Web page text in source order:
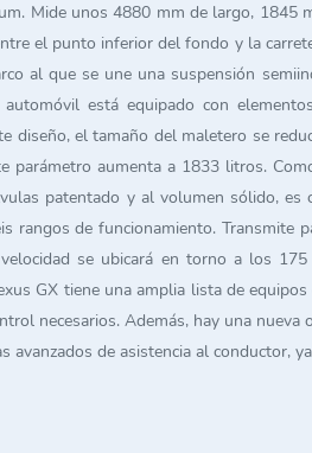
Mide unos 4880 mm de largo, 1845
el punto inferior del fondo y la
al que se une una suspensión
está equipado con
diseño, el tamaño del maletero se
parámetro aumenta a 1833 litros.
patentado y al volumen sólido, es
rangos de funcionamiento. Transmite
se ubicará en torno a los
GX tiene una amplia lista de
necesarios. Además, hay una nueva
de asistencia al conductor,